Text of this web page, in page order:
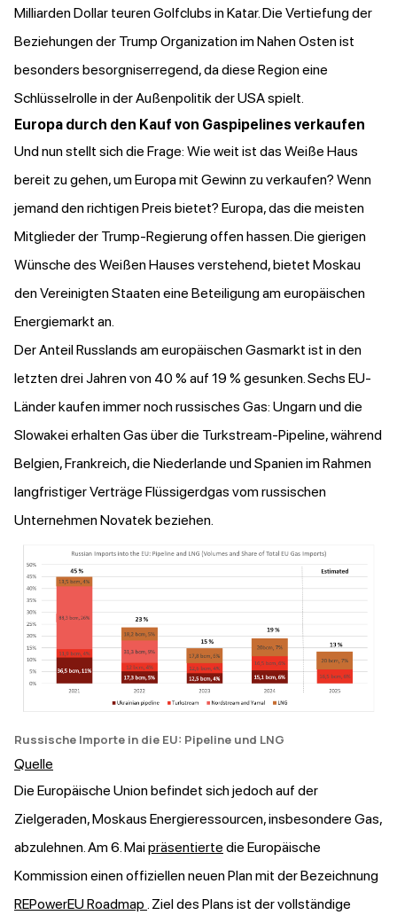
Milliarden Dollar teuren Golfclubs in Katar. Die Vertiefung der
Beziehungen der Trump Organization im Nahen Osten ist
besonders besorgniserregend, da diese Region eine
Schlüsselrolle in der Außenpolitik der USA spielt.
Europa durch den Kauf von Gaspipelines verkaufen
Und nun stellt sich die Frage: Wie weit ist das Weiße Haus
bereit zu gehen, um Europa mit Gewinn zu verkaufen? Wenn
jemand den richtigen Preis bietet? Europa, das die meisten
Mitglieder der Trump-Regierung offen hassen. Die gierigen
Wünsche des Weißen Hauses verstehend, bietet Moskau
den Vereinigten Staaten eine Beteiligung am europäischen
Energiemarkt an.
Der Anteil Russlands am europäischen Gasmarkt ist in den
letzten drei Jahren von 40 % auf 19 % gesunken. Sechs EU-
Länder kaufen immer noch russisches Gas: Ungarn und die
Slowakei erhalten Gas über die Turkstream-Pipeline, während
Belgien, Frankreich, die Niederlande und Spanien im Rahmen
langfristiger Verträge Flüssigerdgas vom russischen
Unternehmen Novatek beziehen.
Russische Importe in die EU: Pipeline und LNG
Quelle
Die Europäische Union befindet sich jedoch auf der
Zielgeraden, Moskaus Energieressourcen, insbesondere Gas,
abzulehnen. Am 6. Maipräsentierte die Europäische
Kommission einen offiziellen neuen Plan mit der Bezeichnung
REPowerEU Roadmap . Ziel des Plans ist der vollständige